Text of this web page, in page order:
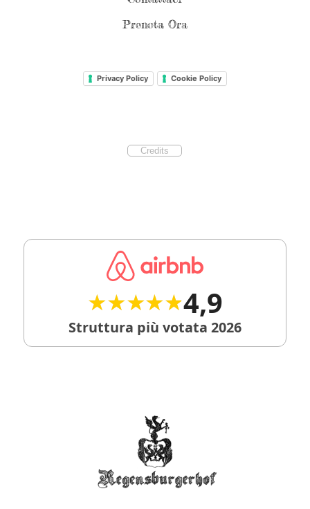
Prenota Ora
Privacy Policy Cookie Policy
Credits
★★★★★
★★★★★4,9
Struttura più votata 2026